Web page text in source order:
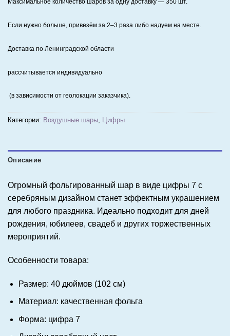
Максимальное количество шаров за одну доставку — 350 шт.
Если нужно больше, привезём за 2–3 раза либо надуем на месте.
Доставка по Ленинградской области
рассчитывается индивидуально
(в зависимости от геолокации заказчика).
Категории: Воздушные шары, Цифры
Описание
Огромный фольгированный шар в виде цифры 7 с
серебряным дизайном станет эффектным украшением
для любого праздника. Идеально подходит для дней
рождения, юбилеев, свадеб и других торжественных
мероприятий.
Особенности товара:
Размер: 40 дюймов (102 см)
Материал: качественная фольга
Форма: цифра 7